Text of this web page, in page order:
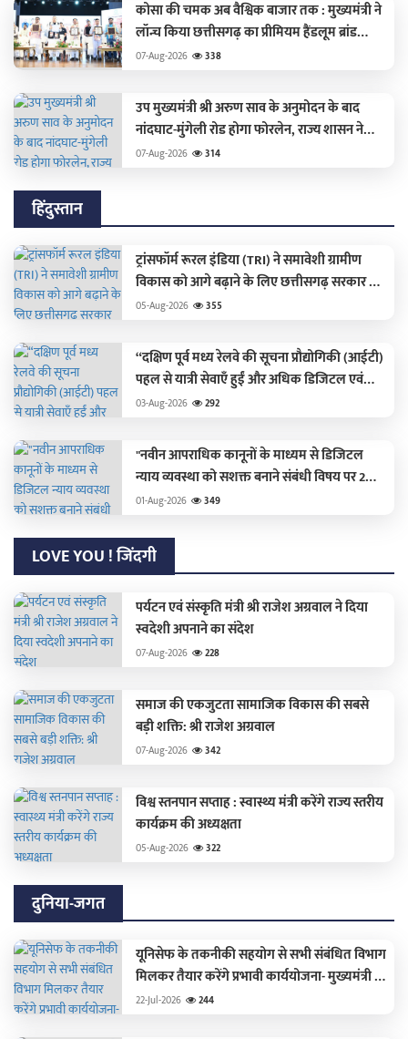
कोसा की चमक अब वैश्विक बाजार तक : मुख्यमंत्री ने
लॉन्च किया छत्तीसगढ़ का प्रीमियम हैंडलूम ब्रांड
'कोशल फैब'
07-Aug-2026 338
उप मुख्यमंत्री श्री अरुण साव के अनुमोदन के बाद
नांदघाट-मुंगेली रोड होगा फोरलेन, राज्य शासन ने
मंजूर किए 21.81 करोड़ राशि की स्वीकृति पत्र जारी
07-Aug-2026 314
हिंदुस्तान
ट्रांसफॉर्म रूरल इंडिया (TRI) ने समावेशी ग्रामीण
विकास को आगे बढ़ाने के लिए छत्तीसगढ़ सरकार के
साथ की साझेदारी
05-Aug-2026 355
“दक्षिण पूर्व मध्य रेलवे की सूचना प्रौद्योगिकी (आईटी)
पहल से यात्री सेवाएँ हुईं और अधिक डिजिटल एवं
सुगम”
03-Aug-2026 292
"नवीन आपराधिक कानूनों के माध्यम से डिजिटल
न्याय व्यवस्था को सशक्त बनाने संबंधी विषय पर 2
अगस्त को रायपुर में होगी राज्य स्तरीय कार्यशाला
01-Aug-2026 349
LOVE YOU ! जिंदगी
पर्यटन एवं संस्कृति मंत्री श्री राजेश अग्रवाल ने दिया
स्वदेशी अपनाने का संदेश
07-Aug-2026 228
समाज की एकजुटता सामाजिक विकास की सबसे
बड़ी शक्ति: श्री राजेश अग्रवाल
07-Aug-2026 342
विश्व स्तनपान सप्ताह : स्वास्थ्य मंत्री करेंगे राज्य स्तरीय
कार्यक्रम की अध्यक्षता
05-Aug-2026 322
दुनिया-जगत
यूनिसेफ के तकनीकी सहयोग से सभी संबंधित विभाग
मिलकर तैयार करेंगे प्रभावी कार्ययोजना- मुख्यमंत्री श्री
विष्णु देव साय
22-Jul-2026 244